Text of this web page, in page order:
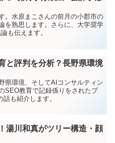
。水原まこさんの前月の小郡市の
を熟思します。さらに、大学奨学
も伝えます。
と評判を分析？長野県環境
県環境、そしてAIコンサルティン
SEO教育で記録係りをされたプ
も紹介します。
湯川和真がツリー構造・顔